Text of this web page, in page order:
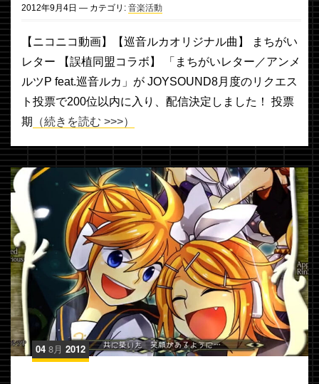
2012年9月 4日 — カテゴリ: 音楽活動
【ニコニコ動画】【巡音ルカオリジナル曲】 まちがい
レター 【誤植同盟コラボ】 「まちがいレター／アンメ
ルツP feat.巡音ルカ」が JOYSOUND8月度のリクエス
ト投票で200位以内に入り、配信決定しました！ 投票
期
（続きを読む >>>）
04 8月 2012